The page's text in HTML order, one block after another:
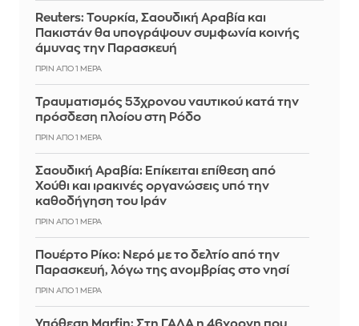
Reuters: Τουρκία, Σαουδική Αραβία και
Πακιστάν θα υπογράψουν συμφωνία κοινής
άμυνας την Παρασκευή
ΠΡΙΝ ΑΠΌ 1 ΜΈΡΑ
Τραυματισμός 53χρονου ναυτικού κατά την
πρόσδεση πλοίου στη Ρόδο
ΠΡΙΝ ΑΠΌ 1 ΜΈΡΑ
Σαουδική Αραβία: Επίκειται επίθεση από
Χούθι και ιρακινές οργανώσεις υπό την
καθοδήγηση του Ιράν
ΠΡΙΝ ΑΠΌ 1 ΜΈΡΑ
Πουέρτο Ρίκο: Νερό με το δελτίο από την
Παρασκευή, λόγω της ανομβρίας στο νησί
ΠΡΙΝ ΑΠΌ 1 ΜΈΡΑ